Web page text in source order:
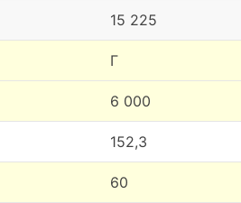
15 225
Г
6 000
152,3
60